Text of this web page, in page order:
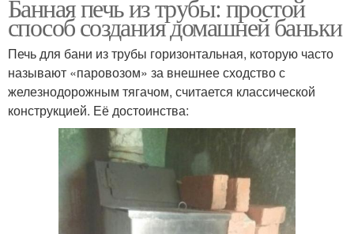
Банная печь из трубы: простой
способ создания домашней баньки
Печь для бани из трубы горизонтальная, которую часто
называют «паровозом» за внешнее сходство с
железнодорожным тягачом, считается классической
конструкцией. Её достоинства: